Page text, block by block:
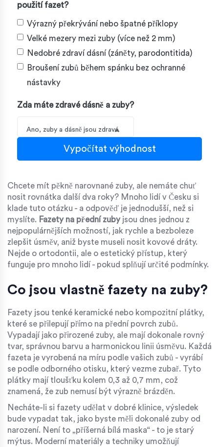
použití fazet?
Výrazný překrývání nebo špatné příklopy
Velké mezery mezi zuby (více než 2 mm)
Nedobré zdraví dásní (záněty, parodontitida)
Broušení zubů během spánku bez ochranné
nástavky
Zda máte zdravé dásně a zuby?
Ano, zuby a dásně jsou zdravé
Vypočítat výhodnost
Chcete mít pěkně narovnané zuby, ale nemáte chuť
nosit rovnátka další dva roky? Mnoho lidí v Česku si
klade tuto otázku - a odpověď je jednodušší, než si
myslíte. Fazety na přední zubyjsou dnes jednou z
nejpopulárnějších možností, jak rychle a bezboleze
zlepšit úsměv, aniž byste museli nosit kovové dráty.
Nejde o ortodontii, ale o estetický přístup, který
funguje pro mnoho lidí - pokud splňují určité podmínky.
Co jsou vlastně fazety na zuby?
Fazety jsou tenké keramické nebo kompozitní plátky,
které se přilepují přímo na přední povrch zubů.
Vypadají jako přirozené zuby, ale mají dokonale rovný
tvar, správnou barvu a harmonickou linii úsměvu. Každá
fazeta je vyrobená na míru podle vašich zubů - vyrábí
se podle odborného otisku, který vezme zubař. Tyto
plátky mají tloušťku kolem 0,3 až 0,7 mm, což
znamená, že zub nemusí být výrazně brázděn.
Necháte-li si fazety udělat v dobré klinice, výsledek
bude vypadat tak, jako byste měli dokonalé zuby od
narození. Není to „příšerná bílá maska“ - to je starý
mýtus. Moderní materiály a techniky umožňují